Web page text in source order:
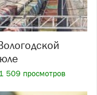
1 509 просмотров